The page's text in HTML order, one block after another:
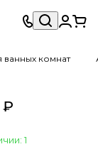
ванных комнат
₽
1